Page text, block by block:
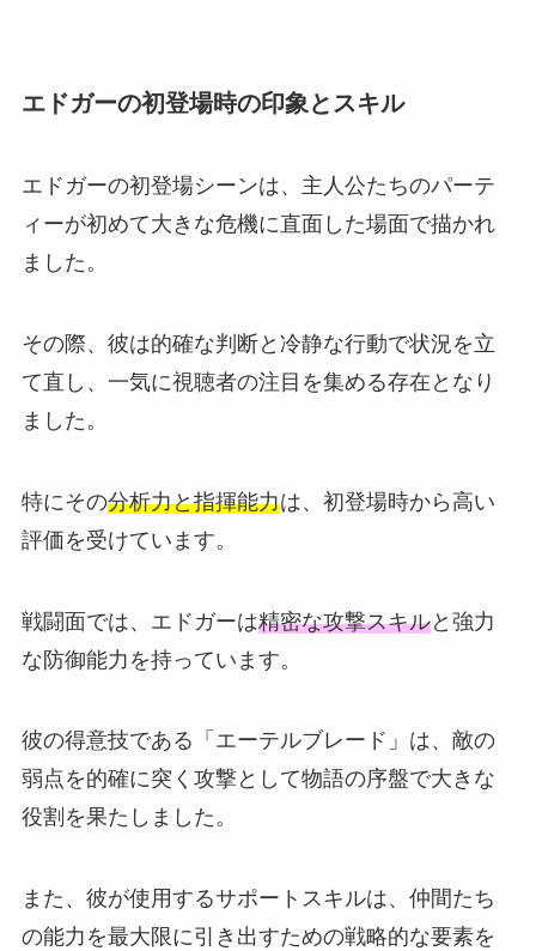
エドガーの初登場時の印象とスキル
エドガーの初登場シーンは、主人公たちのパーテ
ィーが初めて大きな危機に直面した場面で描かれ
ました。
その際、彼は的確な判断と冷静な行動で状況を立
て直し、一気に視聴者の注目を集める存在となり
ました。
特にその分析力と指揮能力は、初登場時から高い
評価を受けています。
戦闘面では、エドガーは精密な攻撃スキルと強力
な防御能力を持っています。
彼の得意技である「エーテルブレード」は、敵の
弱点を的確に突く攻撃として物語の序盤で大きな
役割を果たしました。
また、彼が使用するサポートスキルは、仲間たち
の能力を最大限に引き出すための戦略的な要素を